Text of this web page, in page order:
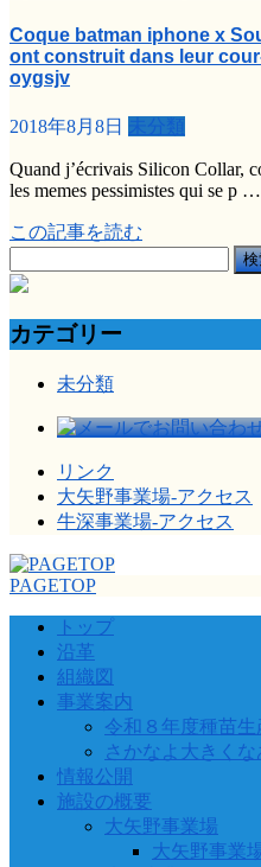
Coque batman iphone x
ont construit dans leur
oygsjv
2018年8月8日 未分類
Quand j’écrivais Silicon Collar,
les memes pessimistes qui se p …
この記事を読む
索:
カテゴリー
未分類
リンク
大矢野事業場-アクセス
牛深事業場-アクセス
PAGETOP
トップ
沿革
組織図
事業案内
令和８年度種苗生
さかなよ大きくな
情報公開
施設の概要
大矢野事業場
大矢野事業